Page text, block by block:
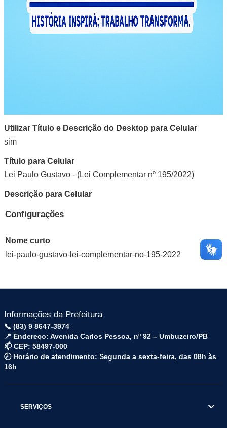
Utilizar Título e Descrição do Desktop para Celular
sim
Título para Celular
Lei Paulo Gustavo - (Lei Complementar nº 195/2022)
Descrição para Celular
Configurações
Nome curto
lei-paulo-gustavo-lei-complementar-no-195-2022
Informações da Prefeitura
📞 (83) 9 8647-3974
📍 Endereço: Avenida Carlos Pessoa, nº 92 – Umbuzeiro/PB
📫 CEP: 58497-000
🕗 Horário de atendimento: Segunda a sexta-feira, das 08h às
16h
SERVIÇOS